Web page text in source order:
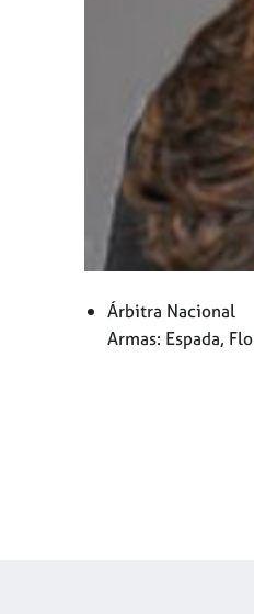
Árbitra Nacional
Armas: Espada,